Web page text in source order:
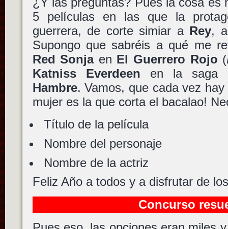
5 películas en las que la
guerrera, de corte simiar a Rey,
Supongo que sabréis a qué me
Red Sonjaen El Guerrero Rojo (
Katniss Everdeen en la
Hambre. Vamos, que cada vez
mujer es la que corta el bacalao!
Título de la película
Nombre del personaje
Nombre de la actriz
Feliz Año a todos y a disfrutar de
Concurso